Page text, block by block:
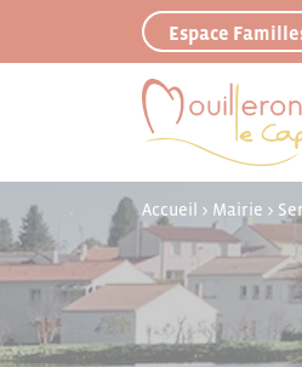
Espace
Accueil > Mairie >
Panneau de gestion des cookies